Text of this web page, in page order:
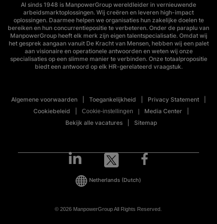
Al sinds 1948 is ManpowerGroup wereldleider in vernieuwende
arbeidsmarktoplossingen. Wij creëren en leveren high-impact
oplossingen. Daarmee helpen we organisaties hun zakelijke doelen te
bereiken en hun concurrentiepositie te verbeteren. Onder de paraplu van
ManpowerGroup heeft elk merk zijn eigen talentspecialisatie. Omdat wij
het gesprek aangaan vanuit De Kracht van Mensen, hebben wij een palet
aan visionaire en operationele antwoorden en weten wij onze
specialisaties op een slimme manier te verbinden. Onze totaalpropositie
biedt een antwoord op elk HR-gerelateerd vraagstuk.
Algemene voorwaarden Toegankelijkheid
Privacy Statement
Cookiebeleid
Cookie-instellingen
Media Center
Bekijk alle vacatures
Sitemap
© 2026 ManpowerGroup All Rights Reserved.
Netherlands (Dutch)